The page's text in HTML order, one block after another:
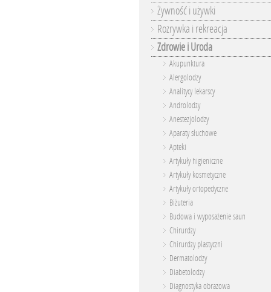
Żywność i używki
Rozrywka i rekreacja
Zdrowie i Uroda
Akupunktura
Alergolodzy
Analitycy lekarscy
Androlodzy
Anestezjolodzy
Aparaty słuchowe
Apteki
Artykuły higieniczne
Artykuły kosmetyczne
Artykuły ortopedyczne
Biżuteria
Budowa i wyposażenie saun
Chirurdzy
Chirurdzy plastyczni
Dermatolodzy
Diabetolodzy
Diagnostyka obrazowa